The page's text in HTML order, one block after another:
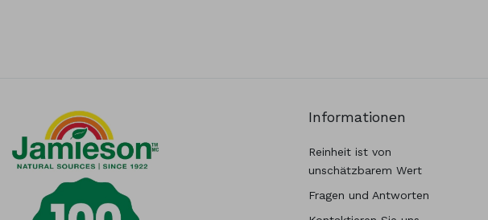
Informationen
Reinheit ist von
unschätzbarem Wert
Fragen und Antworten